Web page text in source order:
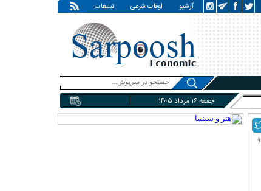
تبلیغات اوقات شرعی آرشیو
جمعه ۱۶ مرداد ۱۴۰۵